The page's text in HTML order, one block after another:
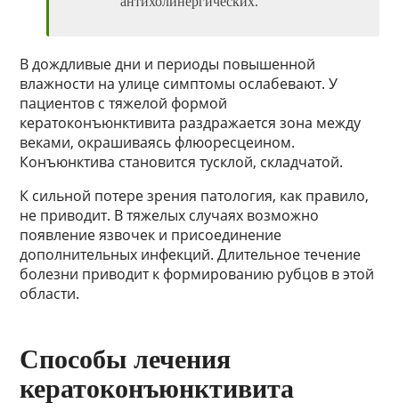
В дождливые дни и периоды повышенной
влажности на улице симптомы ослабевают. У
пациентов с тяжелой формой
кератоконъюнктивита раздражается зона между
веками, окрашиваясь флюоресцеином.
Конъюнктива становится тусклой, складчатой.
К сильной потере зрения патология, как правило,
не приводит. В тяжелых случаях возможно
появление язвочек и присоединение
дополнительных инфекций. Длительное течение
болезни приводит к формированию рубцов в этой
области.
Способы лечения
кератоконъюнктивита